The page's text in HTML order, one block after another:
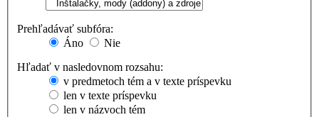
Prehľadávať subfóra:
Áno
Nie
Hľadať v nasledovnom rozsahu:
v predmetoch tém a v texte príspevku
len v texte príspevku
len v názvoch tém